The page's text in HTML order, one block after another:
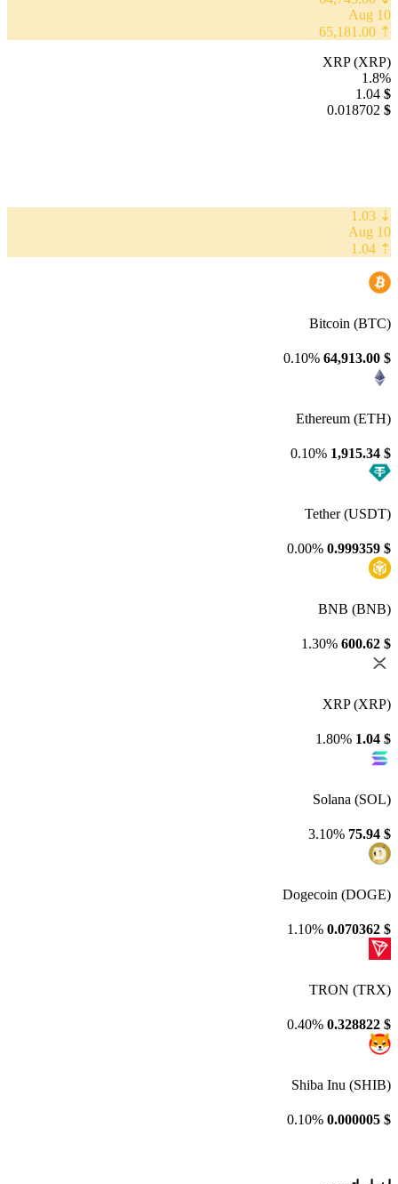
10 Aug
⇡ 65,181.00
XRP (XRP)
1.8%
$
1.04
$
0.018702
⇣ 1.03
10 Aug
⇡ 1.04
Bitcoin (BTC)
$
64,913.00
0.10%
Ethereum (ETH)
$
1,915.34
0.10%
Tether (USDT)
$
0.999359
0.00%
BNB (BNB)
$
600.62
1.30%
XRP (XRP)
$
1.04
1.80%
Solana (SOL)
$
75.94
3.10%
Dogecoin (DOGE)
$
0.070362
1.10%
TRON (TRX)
$
0.328822
0.40%
Shiba Inu (SHIB)
$
0.000005
0.10%